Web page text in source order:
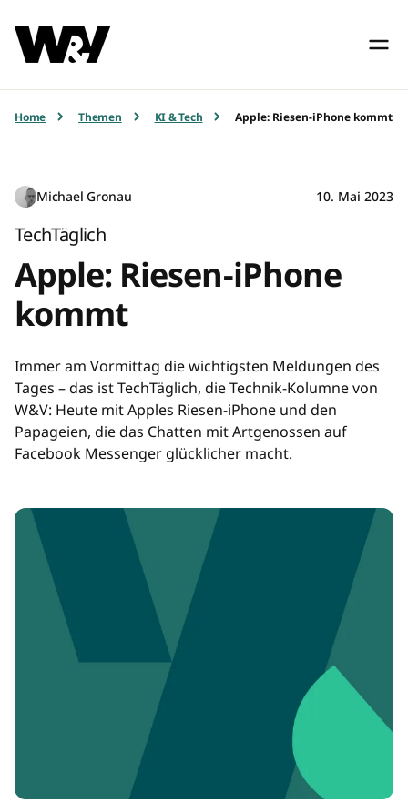
Home Themen KI & Tech Apple: Riesen-iPhone kommt
Michael Gronau 10. Mai 2023
TechTäglich
Apple: Riesen-iPhone
kommt
Immer am Vormittag die wichtigsten Meldungen des
Tages – das ist TechTäglich, die Technik-Kolumne von
W&V: Heute mit Apples Riesen-iPhone und den
Papageien, die das Chatten mit Artgenossen auf
Facebook Messenger glücklicher macht.